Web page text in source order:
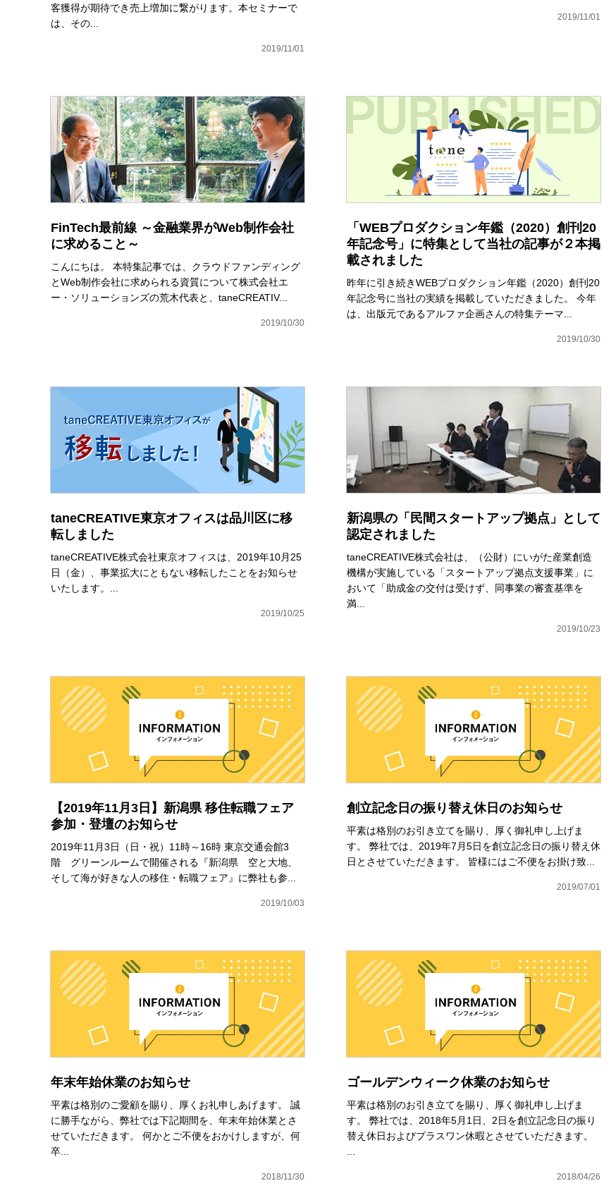
客獲得が期待でき売上増加に繋がります。本セミナーで
は、その...
2019/11/01
2019/11/01
FinTech最前線 ～金融業界がWeb制作会社
に求めること～
こんにちは。 本特集記事では、クラウドファンディング
とWeb制作会社に求められる資質について株式会社エ
ー・ソリューションズの荒木代表と、taneCREATIV...
2019/10/30
「WEBプロダクション年鑑（2020）創刊20
年記念号」に特集として当社の記事が２本掲
載されました
昨年に引き続きWEBプロダクション年鑑（2020）創刊20
年記念号に当社の実績を掲載していただきました。 今年
は、出版元であるアルファ企画さんの特集テーマ...
2019/10/30
taneCREATIVE東京オフィスは品川区に移
転しました
taneCREATIVE株式会社東京オフィスは、2019年10月25
日（金）、事業拡大にともない移転したことをお知らせ
いたします。...
2019/10/25
新潟県の「民間スタートアップ拠点」として
認定されました
taneCREATIVE株式会社は、（公財）にいがた産業創造
機構が実施している「スタートアップ拠点支援事業」に
おいて「助成金の交付は受けず、同事業の審査基準を
満...
2019/10/23
【2019年11月3日】新潟県 移住転職フェア
参加・登壇のお知らせ
2019年11月3日（日・祝）11時～16時 東京交通会館3
階 グリーンルームで開催される『新潟県 空と大地、
そして海が好きな人の移住・転職フェア』に弊社も参...
2019/10/03
創立記念日の振り替え休日のお知らせ
平素は格別のお引き立てを賜り、厚く御礼申し上げま
す。 弊社では、2019年7月5日を創立記念日の振り替え休
日とさせていただきます。 皆様にはご不便をお掛け致...
2019/07/01
年末年始休業のお知らせ
平素は格別のご愛顧を賜り、厚くお礼申しあげます。 誠
に勝手ながら、弊社では下記期間を、年末年始休業とさ
せていただきます。 何かとご不便をおかけしますが、何
卒...
2018/11/30
ゴールデンウィーク休業のお知らせ
平素は格別のお引き立てを賜り、厚く御礼申し上げま
す。 弊社では、2018年5月1日、2日を創立記念日の振り
替え休日およびプラスワン休暇とさせていただきます。
...
2018/04/26